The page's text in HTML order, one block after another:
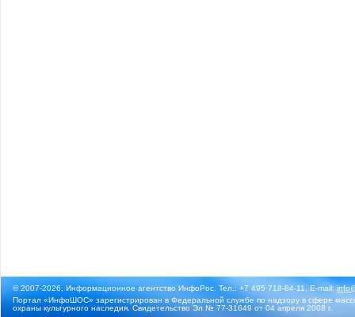
© 2007-2026, Информационное агентство ИнфоРос. Тел.: +7 495 718-84-11, E-mail:
Портал «ИнфоШОС» зарегистрирован в Федеральной службе по надзору в сфере
охраны культурного наследия. Свидетельство Эл № 77-31649 от 04 апреля 2008 г.